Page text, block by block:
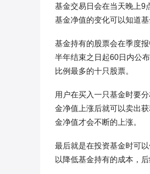
基金交易日会在当天晚上9
基金净值的变化可以知道
基金持有的股票会在季度
半年结束之日起60日内公
比例最多的十只股票。
用户在买入一只基金时要
金净值上涨后就可以卖出
金净值才会不断的上涨。
最后就是在投资基金时可
以降低基金持有的成本，